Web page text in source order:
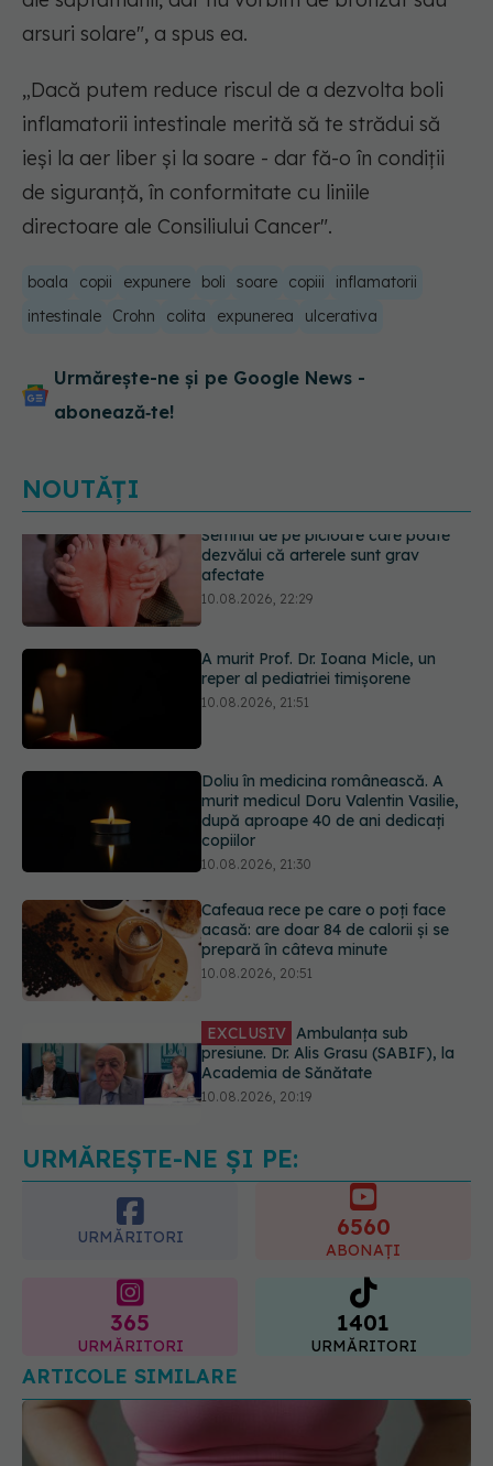
arsuri solare", a spus ea.
„Dacă putem reduce riscul de a dezvolta boli
inflamatorii intestinale merită să te strădui să
ieși la aer liber și la soare - dar fă-o în condiții
de siguranță, în conformitate cu liniile
directoare ale Consiliului Cancer".
boala copii expunere boli soare copiii
inflamatorii
intestinale
Crohn colita expunerea ulcerativa
Urmărește-ne și pe Google News -
abonează‑te!
NOUTĂȚI
A murit Prof. Dr. Ioana Micle, un
reper al pediatriei timișorene
10.08.2026, 21:51
Doliu în medicina românească. A
murit medicul Doru Valentin Vasilie,
10.08.2026, 21:30
Cafeaua rece pe care o poți face
acasă: are doar 84 de calorii și se
prepară în câteva minute
EXCLUSIV Ambulanța sub
presiune. Dr. Alis Grasu (SABIF), la
Academia de Sănătate
Semnul de pe picioare care poate
dezvălui că arterele sunt grav
afectate
URMĂREȘTE-NE ȘI PE:
URMĂRITORI 6560
ABONAȚI
365
URMĂRITORI
1401
URMĂRITORI
ARTICOLE SIMILARE